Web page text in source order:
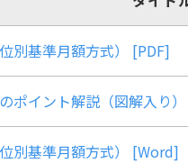
別基準月額方式） [PDF]
ポイント解説（図解入り
別基準月額方式） [Word]